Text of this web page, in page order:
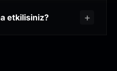
etkilisiniz?